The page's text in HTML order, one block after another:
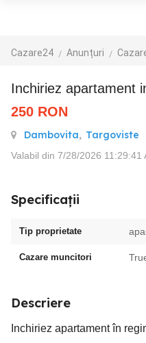
Cazare24 Anunțuri
Inchiriez apartament
250 RON
Dambovita, Targoviste
Valabil din 7/28/2026 11:29:41
Specificații
Tip proprietate
Cazare muncitori
Descriere
Inchiriez apartament în